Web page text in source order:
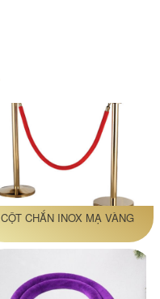
CỘT CHẮN INOX MẠ VÀNG